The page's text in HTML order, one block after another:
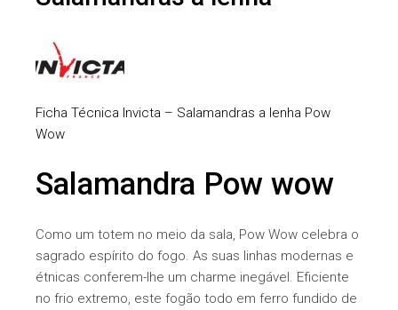
Ficha Técnica Invicta – Salamandras a lenha Pow
Wow
Salamandra Pow wow
Como um totem no meio da sala, Pow Wow celebra o
sagrado espírito do fogo. As suas linhas modernas e
étnicas conferem-lhe um charme inegável. Eficiente
no frio extremo, este fogão todo em ferro fundido de